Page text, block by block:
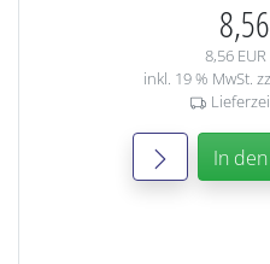
8,56
inkl. 19 % MwSt.
In